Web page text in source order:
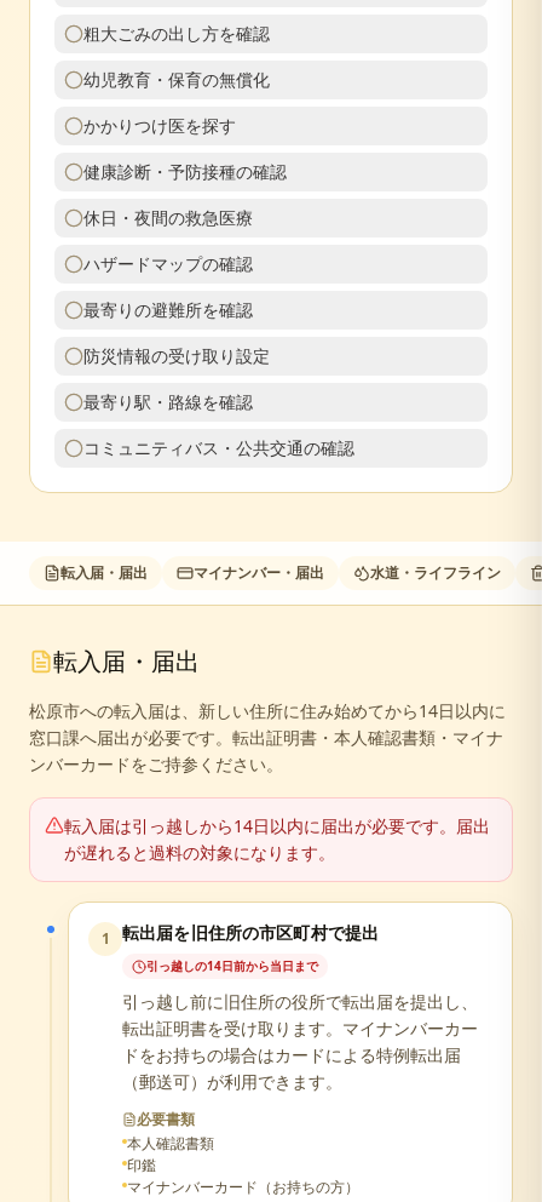
粗大ごみの出し方を確認
幼児教育・保育の無償化
かかりつけ医を探す
健康診断・予防接種の確認
休日・夜間の救急医療
ハザードマップの確認
最寄りの避難所を確認
防災情報の受け取り設定
最寄り駅・路線を確認
コミュニティバス・公共交通の確認
転入届・届出 マイナンバー・届出 水道・ライフライン
転入届・届出
松原市への転入届は、新しい住所に住み始めてから14日以内に
窓口課へ届出が必要です。転出証明書・本人確認書類・マイナ
ンバーカードをご持参ください。
転入届は引っ越しから14日以内に届出が必要です。届出
が遅れると過料の対象になります。
1 転出届を旧住所の市区町村で提出
引っ越しの14日前から当日まで
引っ越し前に旧住所の役所で転出届を提出し、
転出証明書を受け取ります。マイナンバーカー
ドをお持ちの場合はカードによる特例転出届
（郵送可）が利用できます。
必要書類
本人確認書類
印鑑
マイナンバーカード（お持ちの方）